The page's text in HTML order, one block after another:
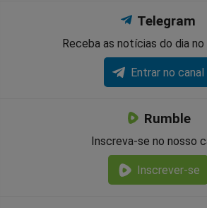
Telegram
Receba as notícias do dia
Entrar no canal
Rumble
Inscreva-se no nosso
Inscrever-se